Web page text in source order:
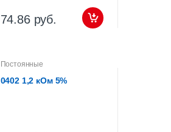
74.86 руб.
Постоянные
0402 1,2 кОм 5%